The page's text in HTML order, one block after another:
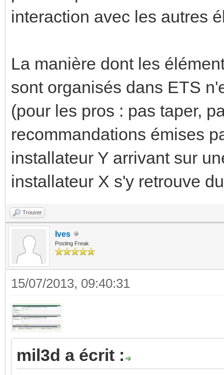
interaction avec les autres
La manière dont les
sont organisés dans ETS
(pour les pros : pas taper,
recommandations émises
installateur Y arrivant sur
installateur X s'y retrouve
Trouver
Ives
Posting Freak
15/07/2013, 09:40:31
mil3d a écrit :